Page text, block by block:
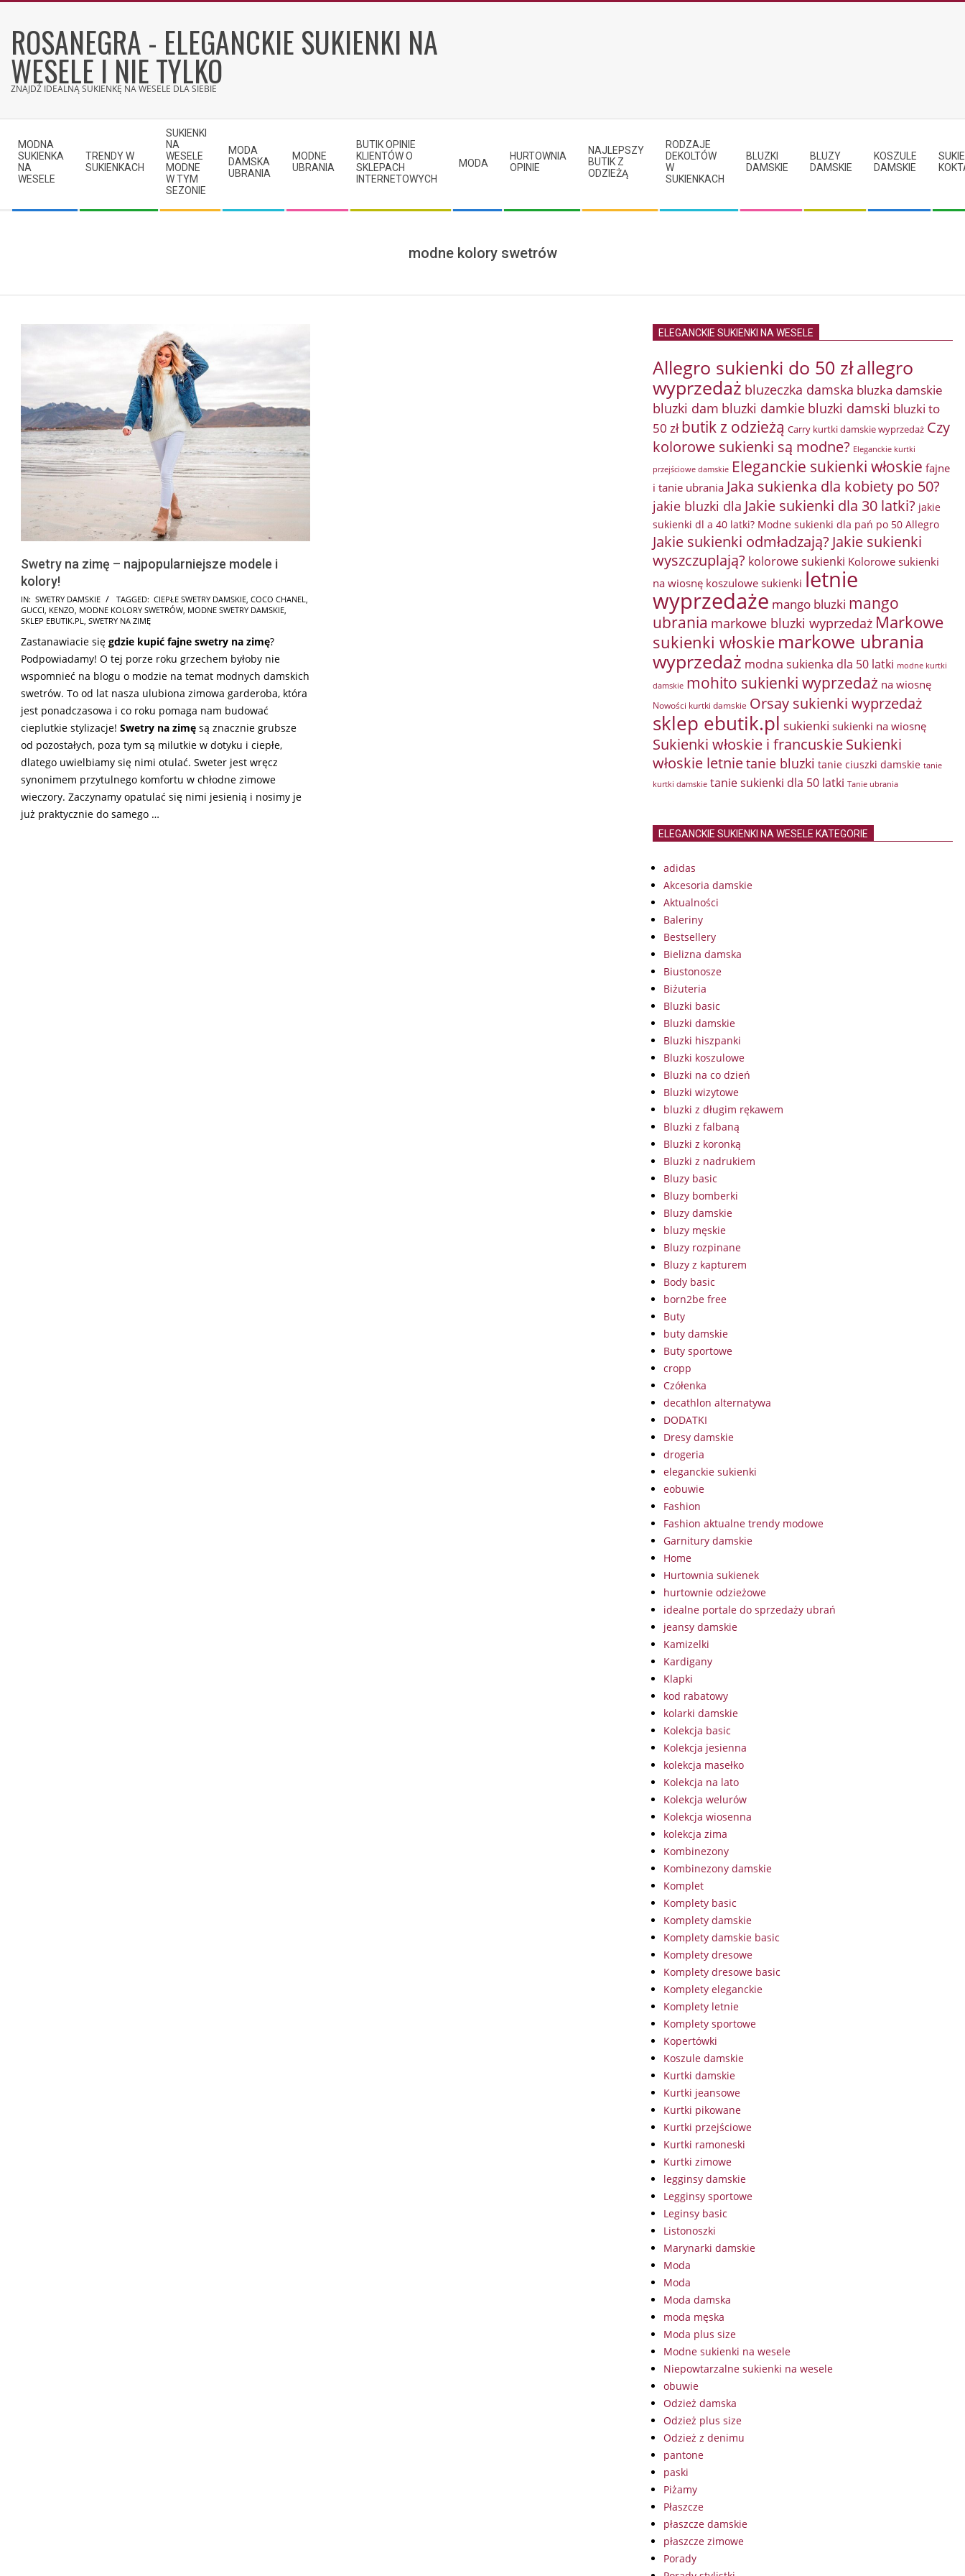
contentROSANEGRA - ELEGANCKIE SUKIENKI NA
WESELE I NIE TYLKO
ZNAJDŹ IDEALNĄ SUKIENKĘ NA WESELE DLA SIEBIE
Navigation
Menu
MODNA
SUKIENKA
NA
WESELE
TRENDY W
SUKIENKACH
SUKIENKI
NA
WESELE
MODNE
W TYM
SEZONIE
MODA
DAMSKA
UBRANIA
MODNE
UBRANIA
BUTIK OPINIE
KLIENTÓW O
SKLEPACH
INTERNETOWYCH
MODA
HURTOWNIA
OPINIE
NAJLEPSZY
BUTIK Z
ODZIEŻĄ
RODZAJE
DEKOLTÓW
W
SUKIENKACH
BLUZKI
DAMSKIE
BLUZY
DAMSKIE
KOSZULE
DAMSKIE
modne kolory swetrów
Swetry na zimę – najpopularniejsze modele i
kolory!
2025-
12-
IN: SWETRY DAMSKIE TAGGED: CIEPŁE SWETRY DAMSKIE, COCO CHANEL,
GUCCI, KENZO, MODNE KOLORY SWETRÓW, MODNE SWETRY DAMSKIE,
SKLEP EBUTIK.PL, SWETRY NA ZIMĘ
Zastanawiacie się gdzie kupić fajne swetry na zimę?
Podpowiadamy! O tej porze roku grzechem byłoby nie
wspomnieć na blogu o modzie na temat modnych damskich
swetrów. To od lat nasza ulubiona zimowa garderoba, która
jest ponadczasowa i co roku pomaga nam budować
cieplutkie stylizacje! Swetry na zimę są znacznie grubsze
od pozostałych, poza tym są milutkie w dotyku i ciepłe,
dlatego uwielbiamy się nimi otulać. Sweter jest wręcz
synonimem przytulnego komfortu w chłodne zimowe
wieczory. Zaczynamy opatulać się nimi jesienią i nosimy je
już praktycznie do samego …
ELEGANCKIE SUKIENKI NA WESELE
Allegro sukienki do 50 złallegro
wyprzedaż bluzeczka damska bluzka damskie
bluzki dam bluzki damkie bluzki damski bluzki to
50 zł butik z odzieżą Carry kurtki damskie wyprzedaż Czy
kolorowe sukienki są modne? Eleganckie kurtki
przejściowe damskie Eleganckie sukienki włoskie fajne
i tanie ubrania Jaka sukienka dla kobiety po 50?
jakie bluzki dla Jakie sukienki dla 30 latki? jakie
sukienki dl a 40 latki? Modne sukienki dla pań po 50 Allegro
Jakie sukienki odmładzają? Jakie sukienki
wyszczuplają? kolorowe sukienki Kolorowe sukienki
na wiosnę koszulowe sukienki letnie
wyprzedaże mango bluzki mango
ubrania markowe bluzki wyprzedaż Markowe
sukienki włoskie markowe ubrania
wyprzedaż modna sukienka dla 50 latki modne kurtki
damskie mohito sukienki wyprzedaż na wiosnę
Nowości kurtki damskie Orsay sukienki wyprzedaż
sklep ebutik.pl sukienki sukienki na wiosnę
Sukienki włoskie i francuskieSukienki
włoskie letnietanie bluzki tanie ciuszki damskie tanie
kurtki damskie tanie sukienki dla 50 latki Tanie ubrania
ELEGANCKIE SUKIENKI NA WESELE KATEGORIE
adidas
Akcesoria damskie
Aktualności
Baleriny
Bestsellery
Bielizna damska
Biustonosze
Biżuteria
Bluzki basic
Bluzki damskie
Bluzki hiszpanki
Bluzki koszulowe
Bluzki na co dzień
Bluzki wizytowe
bluzki z długim rękawem
Bluzki z falbaną
Bluzki z koronką
Bluzki z nadrukiem
Bluzy basic
Bluzy bomberki
Bluzy damskie
bluzy męskie
Bluzy rozpinane
Bluzy z kapturem
Body basic
born2be free
Buty
buty damskie
Buty sportowe
cropp
Czółenka
decathlon alternatywa
DODATKI
Dresy damskie
drogeria
eleganckie sukienki
eobuwie
Fashion
Fashion aktualne trendy modowe
Garnitury damskie
Home
Hurtownia sukienek
hurtownie odzieżowe
idealne portale do sprzedaży ubrań
jeansy damskie
Kamizelki
Kardigany
Klapki
kod rabatowy
kolarki damskie
Kolekcja basic
Kolekcja jesienna
kolekcja masełko
Kolekcja na lato
Kolekcja welurów
Kolekcja wiosenna
kolekcja zima
Kombinezony
Kombinezony damskie
Komplet
Komplety basic
Komplety damskie
Komplety damskie basic
Komplety dresowe
Komplety dresowe basic
Komplety eleganckie
Komplety letnie
Komplety sportowe
Kopertówki
Koszule damskie
Kurtki damskie
Kurtki jeansowe
Kurtki pikowane
Kurtki przejściowe
Kurtki ramoneski
Kurtki zimowe
legginsy damskie
Legginsy sportowe
Leginsy basic
Listonoszki
Marynarki damskie
Moda
Moda
Moda damska
moda męska
Moda plus size
Modne sukienki na wesele
Niepowtarzalne sukienki na wesele
obuwie
Odzież damska
Odzież plus size
Odzież z denimu
pantone
paski
Piżamy
Płaszcze
płaszcze damskie
płaszcze zimowe
Porady